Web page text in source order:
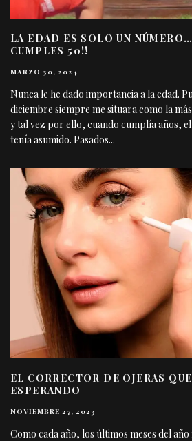
LA EDAD ES SOLO UN
CUMPLES 50!!
MARZO 30, 2024
Nunca le he dado importancia a la edad.
diciembre siempre me situara como la
y tal vez por ello, cuando cumplía años,
tenía asumido. Pasados...
EL CORRECTOR DE OJERAS
ESPERANDO
NOVIEMBRE 27, 2023
Como cada año, los últimos meses del